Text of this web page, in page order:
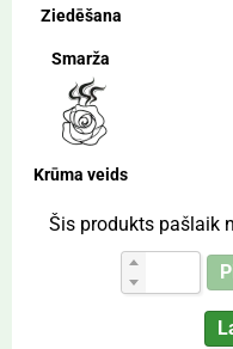
Ziedēšana
Smarža
Krūma veids
Šis produkts pašlaik